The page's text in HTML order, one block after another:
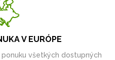
V EURÓPE
všetkých dostupných